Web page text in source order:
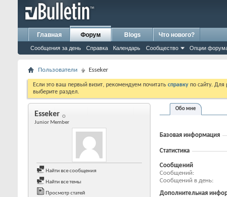
Главная Форум
Сообщения за день Справка Календарь Сообщество Опции
Blogs Что нового?
Пользователи Esseker
Если это ваш первый визит, рекомендуем почитать справку по сайту.
выберите раздел.
Esseker
Junior Member
Найти все сообщения
Найти все темы
Просмотр статей
Обо мне
Базовая информация
Статистика
Сообщений
Сообщений
Сообщений в день
Дополнительная